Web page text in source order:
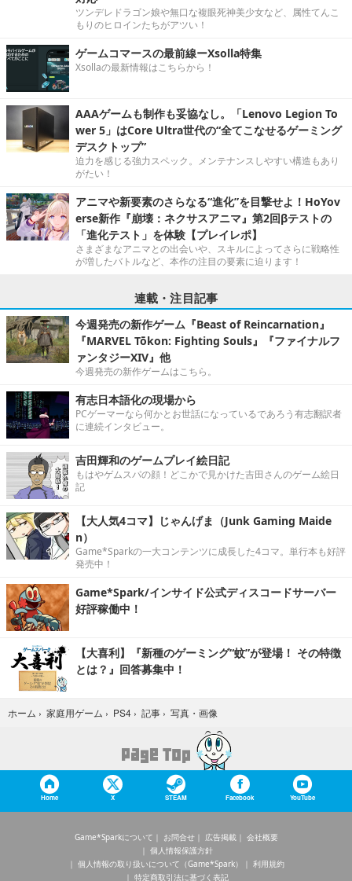
ツンデレドラゴン娘や無口な複眼死神美少女など、属性てんこ
もりのヒロインたちがアツい！
ゲームコマースの最前線ーXsolla特集
Xsollaの最新情報はこちらから！
AAAゲームも制作も妥協なし。「Lenovo Legion To
wer 5」はCore Ultra世代の“全てこなせるゲーミング
デスクトップ”
迫力を感じる強力スペック。メンテナンスしやすい構造もあり
がたい！
アニマや新要素のさらなる“進化”を目撃せよ！HoYov
erse新作『崩壊：ネクサスアニマ』第2回βテストの
「進化テスト」を体験【プレイレポ】
さまざまなアニマとの出会いや、スキルによってさらに戦略性
が増したバトルなど、本作の注目の要素に迫ります！
連載・注目記事
今週発売の新作ゲーム『Beast of Reincarnation』
『MARVEL Tōkon: Fighting Souls』『ファイナルフ
ァンタジーXIV』他
今週発売の新作ゲームはこちら。
有志日本語化の現場から
PCゲーマーなら何かとお世話になっているであろう有志翻訳者
に連続インタビュー。
吉田輝和のゲームプレイ絵日記
もはやゲムスパの顔！どこかで見かけた吉田さんのゲーム絵日
記
【大人気4コマ】じゃんげま（Junk Gaming Maide
n）
Game*Sparkの一大コンテンツに成長した4コマ。単行本も好評
発売中！
Game*Spark/インサイド公式ディスコードサーバー
好評稼働中！
【大喜利】『新種のゲーミング“蚊”が登場！ その特徴
とは？』回答募集中！
ホーム › 家庭用ゲーム › PS4 › 記事 › 写真・画像
Home X STEAM Facebook YouTube
Game*Sparkについて お問合せ 広告掲載
会社概要
個人情報保護方針
個人情報の取り扱いについて（Game*Spark）
利用規約
特定商取引法に基づく表記